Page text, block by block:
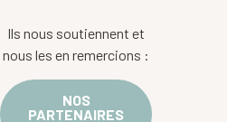
Ils nous soutiennent et
nous les en remercions :
NOS
PARTENAIRES